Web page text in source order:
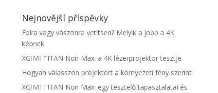
Nejnovější příspěvky
Falra vagy vászonra vetítsen? Melyik a jobb a 4K
képnek
XGIMI TITAN Noir Max: a 4K lézerprojektor tesztje
Hogyan válasszon projektort a környezeti fény szerint
XGIMI TITAN Noir Max: egy tesztelő tapasztalatai és